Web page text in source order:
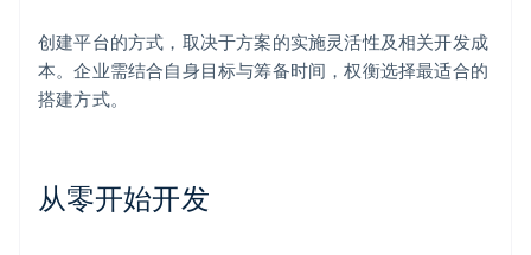
创建平台的方式，取决于方案的实施灵活性及相关开发成
本。企业需结合自身目标与筹备时间，权衡选择最适合的
搭建方式。
从零开始开发